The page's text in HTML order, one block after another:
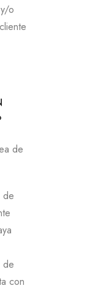
o
de
de
de
con